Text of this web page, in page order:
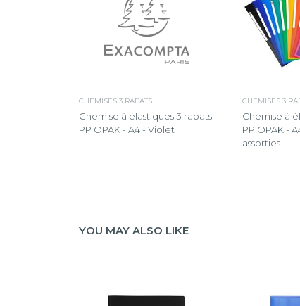
CHEMISES 3 RABATS
Chemise à élastiques 3 rabats
PP OPAK - A4 - Violet
CHEMISES 3
Chemise à
PP OPAK -
assorties
YOU MAY ALSO LIKE